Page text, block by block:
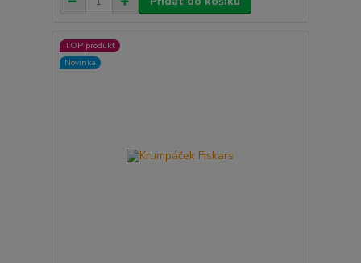
TOP produkt
Novinka